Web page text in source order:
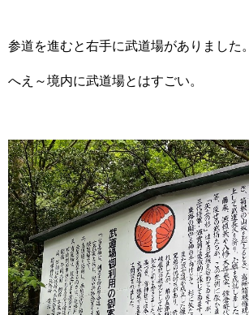
参道を進むと右手に武道場がありました。
へえ～境内に武道場とはすごい。